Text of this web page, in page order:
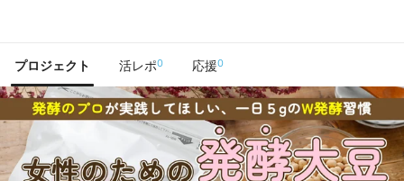
プロジェクト 活レポ0 応援0